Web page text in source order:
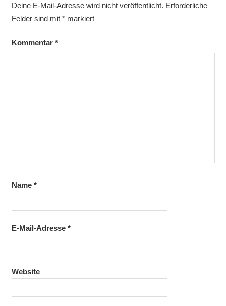
Deine E-Mail-Adresse wird nicht veröffentlicht. Erforderliche
Felder sind mit *markiert
Kommentar *
Name *
E-Mail-Adresse *
Website